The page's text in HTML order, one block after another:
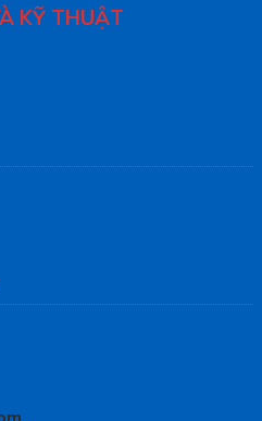
KỸ THUẬT